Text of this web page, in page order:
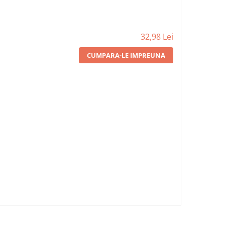
32,98 Lei
CUMPARA-LE IMPREUNA